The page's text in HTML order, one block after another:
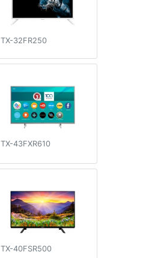
TX-32FR250
TX-43FXR610
TX-40FSR500